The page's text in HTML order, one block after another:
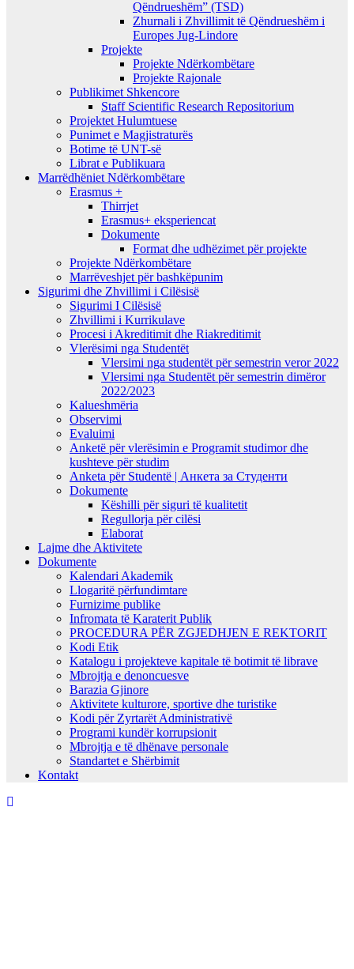
Qëndrueshëm” (TSD)
Zhurnali i Zhvillimit të Qëndrueshëm i
Europes Jug-Lindore
Projekte
Projekte Ndërkombëtare
Projekte Rajonale
Publikimet Shkencore
Staff Scientific Research Repositorium
Projektet Hulumtuese
Punimet e Magjistraturës
Botime të UNT-së
Librat e Publikuara
Marrëdhëniet Ndërkombëtare
Erasmus +
Thirrjet
Erasmus+ eksperiencat
Dokumente
Format dhe udhëzimet për projekte
Projekte Ndërkombëtare
Marrëveshjet për bashkëpunim
Sigurimi dhe Zhvillimi i Cilësisë
Sigurimi I Cilësisë
Zhvillimi i Kurrikulave
Procesi i Akreditimit dhe Riakreditimit
Vlerësimi nga Studentët
Vlersimi nga studentët për semestrin veror 2022
Vlersimi nga Studentët për semestrin dimëror
2022/2023
Kalueshmëria
Observimi
Evaluimi
Anketë për vlerësimin e Programit studimor dhe
kushteve për studim
Anketa për Studentë | Анкета за Студенти
Dokumente
Këshilli për siguri të kualitetit
Regullorja për cilësi
Elaborat
Lajme dhe Aktivitete
Dokumente
Kalendari Akademik
Llogaritë përfundimtare
Furnizime publike
Infromata të Karaterit Publik
PROCEDURA PËR ZGJEDHJEN E REKTORIT
Kodi Etik
Katalogu i projekteve kapitale të botimit të librave
Mbrojtja e denoncuesve
Barazia Gjinore
Aktivitete kulturore, sportive dhe turistike
Kodi për Zyrtarët Administrativë
Programi kundër korrupsionit
Mbrojtja e të dhënave personale
Standartet e Shërbimit
Kontakt